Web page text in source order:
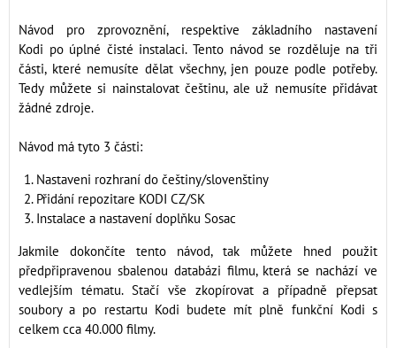
Návod pro zprovoznění, respektive základního nastavení
Kodi po úplné čisté instalaci. Tento návod se rozděluje na tři
části, které nemusíte dělat všechny, jen pouze podle potřeby.
Tedy můžete si nainstalovat češtinu, ale už nemusíte přidávat
žádné zdroje.
Návod má tyto 3 části:
Nastaveni rozhraní do češtiny/slovenštiny
Přidání repozitare KODI CZ/SK
Instalace a nastavení doplňku Sosac
Jakmile dokončíte tento návod, tak můžete hned použit
předpřipravenou sbalenou databázi filmu, která se nachází ve
vedlejším tématu. Stačí vše zkopírovat a případně přepsat
soubory a po restartu Kodi budete mít plně funkční Kodi s
celkem cca 40.000 filmy.